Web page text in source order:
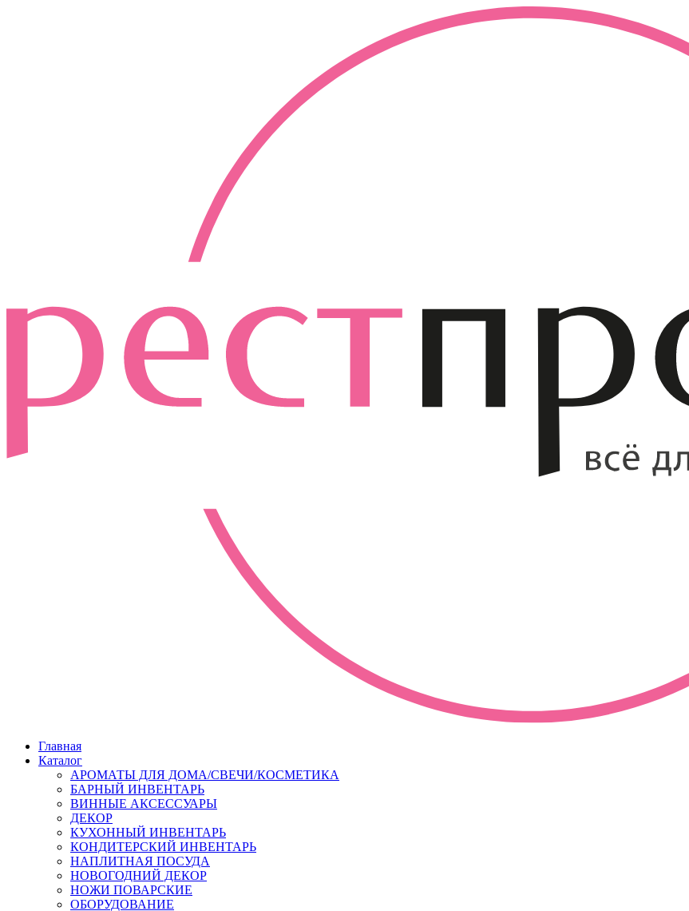
Главная
Каталог
АРОМАТЫ ДЛЯ ДОМА/СВЕЧИ/КОСМЕТИКА
БАРНЫЙ ИНВЕНТАРЬ
ВИННЫЕ АКСЕССУАРЫ
ДЕКОР
КУХОННЫЙ ИНВЕНТАРЬ
КОНДИТЕРСКИЙ ИНВЕНТАРЬ
НАПЛИТНАЯ ПОСУДА
НОВОГОДНИЙ ДЕКОР
НОЖИ ПОВАРСКИЕ
ОБОРУДОВАНИЕ